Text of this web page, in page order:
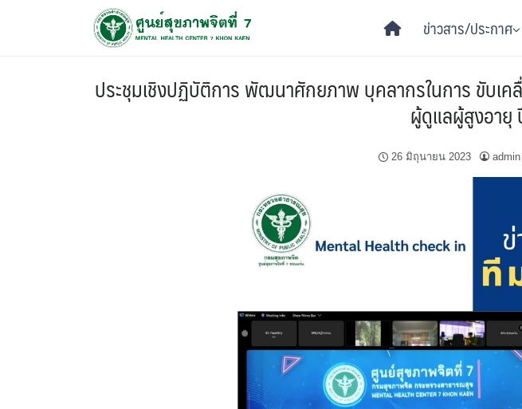
ข่าวสาร/ประกาศ
ประชุมเชิงปฏิบัติการ พัฒนาศักยภาพ บุคลากรในการ ขับเ
ผู้ดูแลผู้สูงอา
26 มิถุนายน 2023 admin